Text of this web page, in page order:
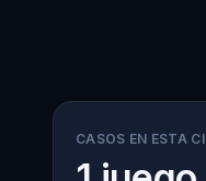
CASOS EN ESTA